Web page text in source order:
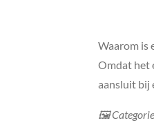
Waarom is
Omdat het
aansluit bij
🖼